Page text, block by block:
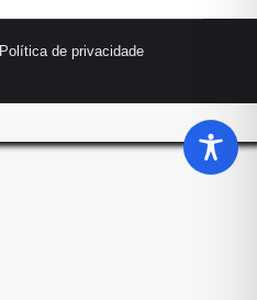
Política de privacidade